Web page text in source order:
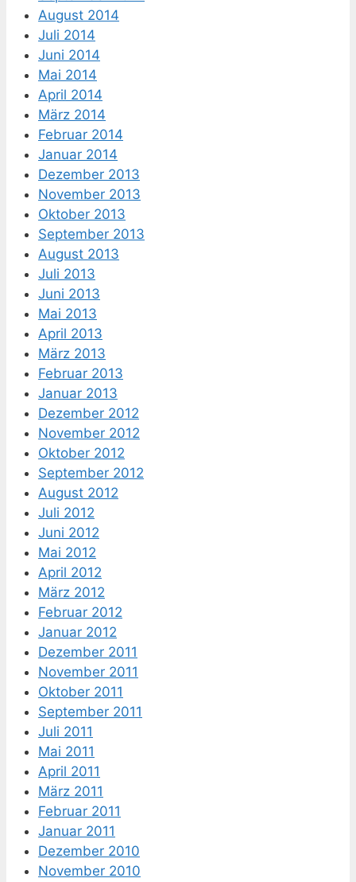
August 2014
Juli 2014
Juni 2014
Mai 2014
April 2014
März 2014
Februar 2014
Januar 2014
Dezember 2013
November 2013
Oktober 2013
September 2013
August 2013
Juli 2013
Juni 2013
Mai 2013
April 2013
März 2013
Februar 2013
Januar 2013
Dezember 2012
November 2012
Oktober 2012
September 2012
August 2012
Juli 2012
Juni 2012
Mai 2012
April 2012
März 2012
Februar 2012
Januar 2012
Dezember 2011
November 2011
Oktober 2011
September 2011
Juli 2011
Mai 2011
April 2011
März 2011
Februar 2011
Januar 2011
Dezember 2010
November 2010